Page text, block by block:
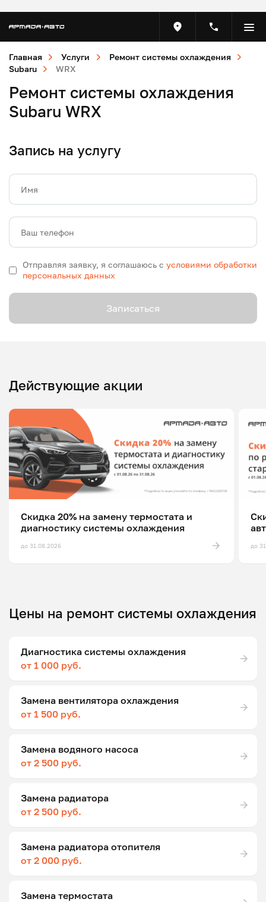
Главная Услуги
Ремонт системы охлаждения
Subaru
WRX
Ремонт системы охлаждения
Subaru WRX
Запись на услугу
Имя
Ваш телефон
Отправляя заявку, я соглашаюсь с условиями обработки
персональных данных
Записаться
Действующие акции
Скидка 20% на замену термостата и
диагностику системы охлаждения
до 31.08.2026 до
Цены на ремонт системы охлаждения
Диагностика системы охлаждения
от 1 000 руб.
Замена вентилятора охлаждения
от 1 500 руб.
Замена водяного насоса
от 2 500 руб.
Замена радиатора
от 2 500 руб.
Замена радиатора отопителя
от 2 000 руб.
Замена термостата